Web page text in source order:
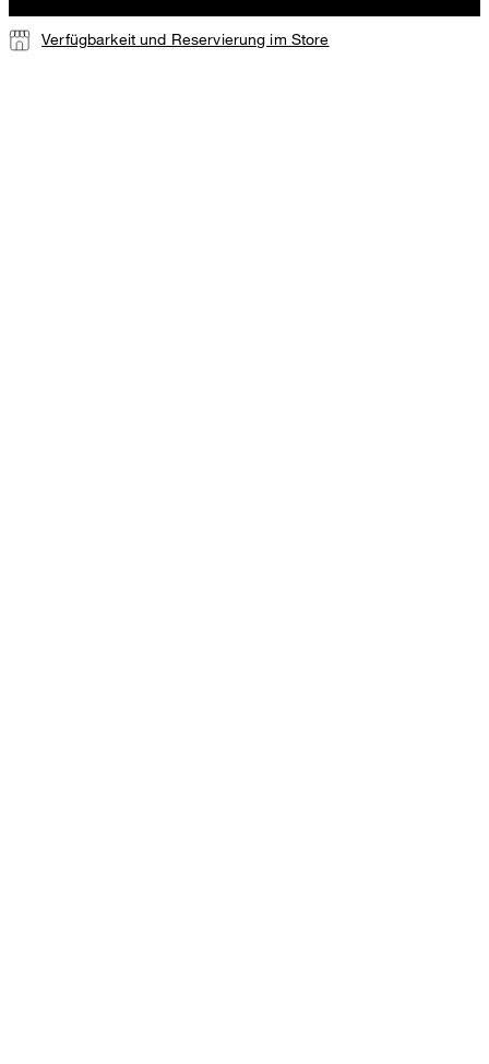
Verfügbarkeit und Reservierung im Store